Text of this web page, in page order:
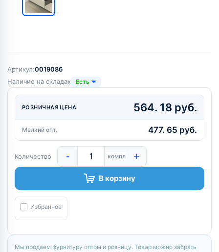
Артикул:0019086
Наличие на складах
Есть
РОЗНИЧНАЯ ЦЕНА 564. 18 руб.
Мелкий опт. 477. 65 руб.
Количество - компл +
В корзину
Избранное
Мы продаем фурнитуру оптом и розницу. Товар можно забрать